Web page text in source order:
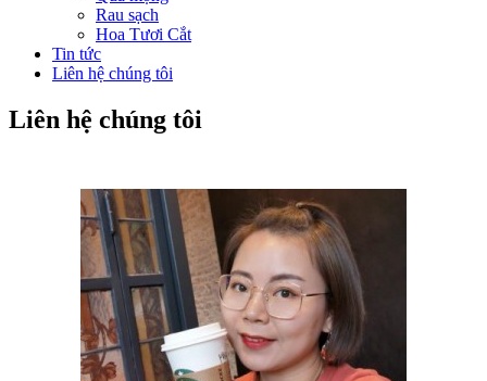
Rau sạch
Hoa Tươi Cắt
Tin tức
Liên hệ chúng tôi
Liên hệ chúng tôi